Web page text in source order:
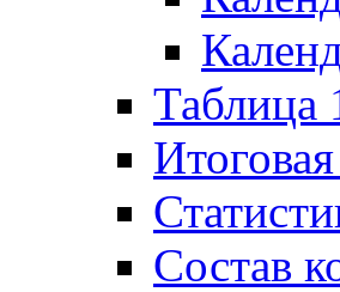
Таблица
Состав